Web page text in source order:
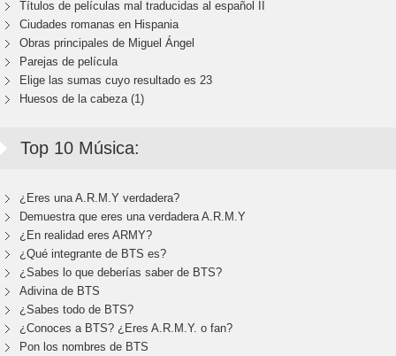
Títulos de películas mal traducidas al español II
Ciudades romanas en Hispania
Obras principales de Miguel Ángel
Parejas de película
Elige las sumas cuyo resultado es 23
Huesos de la cabeza (1)
Top 10 Música:
¿Eres una A.R.M.Y verdadera?
Demuestra que eres una verdadera A.R.M.Y
¿En realidad eres ARMY?
¿Qué integrante de BTS es?
¿Sabes lo que deberías saber de BTS?
Adivina de BTS
¿Sabes todo de BTS?
¿Conoces a BTS? ¿Eres A.R.M.Y. o fan?
Pon los nombres de BTS